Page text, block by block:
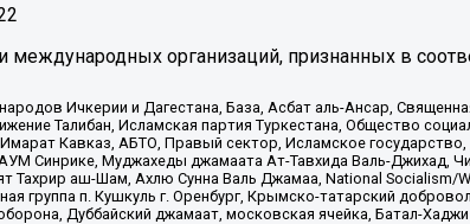
организаций, признанных в
Ичкерии и Дагестана, База, Асбат аль-Ансар,
Талибан, Исламская партия Туркестана, Общество
Кавказ, АБТО, Правый сектор, Исламское
Синрике, Муджахеды джамаата Ат-Тавхида Валь-Джихад,
аш-Шам, Ахлю Сунна Валь Джамаа, National Socialism/
группа п. Кушкуль г. Оренбург, Крымско-татарский
Дуббайский джамаат, московская ячейка, Батал-